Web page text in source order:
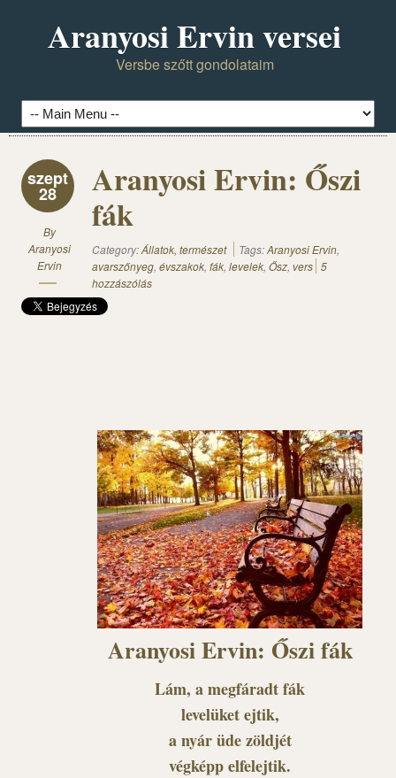
Aranyosi Ervin versei
Versbe szőtt gondolataim
szept
28
By
Aranyosi
Ervin
Aranyosi Ervin: Őszi
fák
Category:Állatok, természet Tags:Aranyosi Ervin,
avarszőnyeg, évszakok, fák, levelek, Ősz, vers 5
hozzászólás
Aranyosi Ervin: Őszi fák
Lám, a megfáradt fák
levelüket ejtik,
a nyár üde zöldjét
végképp elfelejtik.